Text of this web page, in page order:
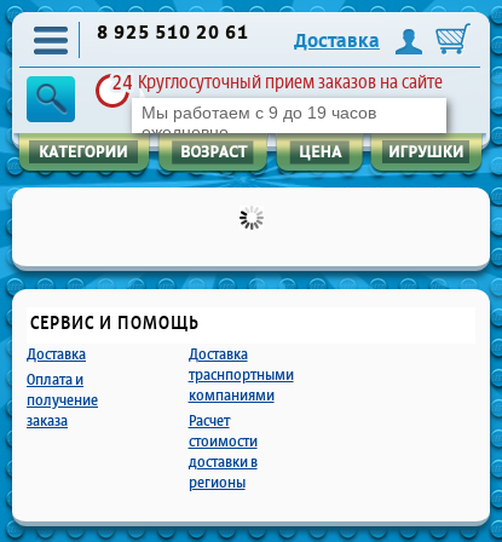
8 925 510 20 61
Доставка
Круглосуточный прием заказов на сайте
Мы работаем с 9 до 19 часов
ежедневно
СЕРВИС И ПОМОЩЬ
Доставка
Оплата и
получение
заказа
Доставка
траснпортными
компаниями
Расчет
стоимости
доставки в
регионы